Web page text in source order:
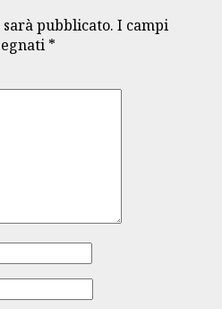
pubblicato. I campi
*